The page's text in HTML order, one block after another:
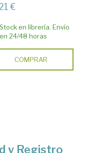
€
Stock en librería. Envío
en 24/48 horas
COMPRAR
y Registro